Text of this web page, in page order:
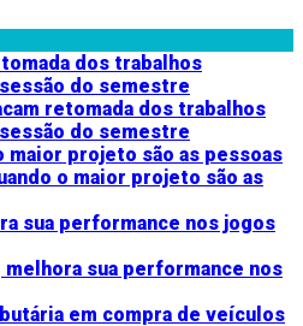
retomada dos trabalhos
do semestre
o maior projeto são as
melhora sua performance nos